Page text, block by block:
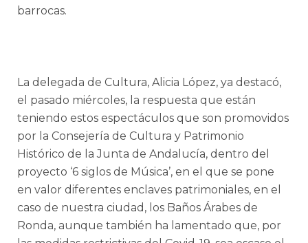
barrocas.
La delegada de Cultura, Alicia López, ya destacó,
el pasado miércoles, la respuesta que están
teniendo estos espectáculos que son promovidos
por la Consejería de Cultura y Patrimonio
Histórico de la Junta de Andalucía, dentro del
proyecto ‘6 siglos de Música’, en el que se pone
en valor diferentes enclaves patrimoniales, en el
caso de nuestra ciudad, los Baños Árabes de
Ronda, aunque también ha lamentado que, por